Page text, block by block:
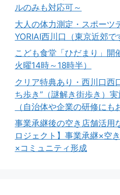
ルのみも対応可～
大人の体力測定・スポーツ
YORIAI西川口（東京近郊で
こども食堂「ひだまり」開
火曜14時～18時半）
クリア特典あり・西川口西
ち歩き”（謎解き街歩き）
（自治体や企業の研修にも
事業承継後の空き店舗活用
ロジェクト】事業承継×空
×コミュニティ形成